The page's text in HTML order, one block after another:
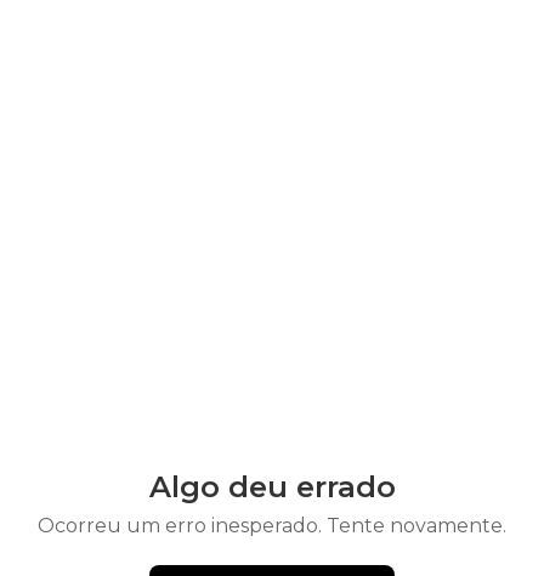
Algo deu errado
Ocorreu um erro inesperado. Tente novamente.